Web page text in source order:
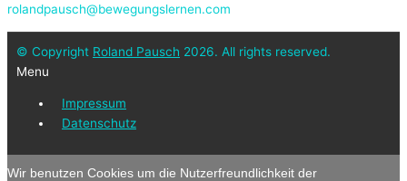
rolandpausch@bewegungslernen.com
© Copyright Roland Pausch 2026. All rights reserved.
Menu
Impressum
Datenschutz
Wir benutzen Cookies um die Nutzerfreundlichkeit der